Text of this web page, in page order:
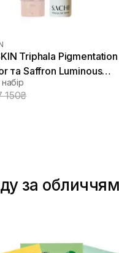
Triphala Pigmentation
та Saffron Luminous
150₴
за обличчям